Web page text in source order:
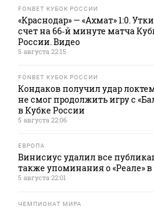
FONBET КУБОК РОССИИ
«Краснодар» — «Ахмат» 1:0.
счет на 66‑й минуте матча
России. Видео
5 августа 22:15
FONBET КУБОК РОССИИ
Кондаков получил удар
не смог продолжить игру с
в Кубке России
5 августа 22:06
ЕВРОПА
Винисиус удалил все
также упоминания о «Реале» в
5 августа 22:01
ЧЕМПИОНАТ МИРА